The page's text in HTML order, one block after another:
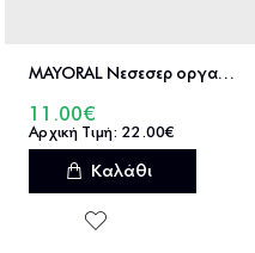
MAYORAL Νεσεσερ οργανωτης 32 cm x 24 cm - 30-19357
11.00€
22.00€
Καλάθι